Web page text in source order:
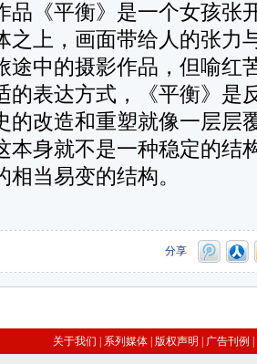
品《平衡》是一个女孩张
之上，画面带给人的张力
途中的摄影作品，但喻红
的表达方式，《平衡》是
的改造和重塑就像一层层
本身就不是一种稳定的结
相当易变的结构。
分享
关于我们 系列媒体 版权声明 广告刊例